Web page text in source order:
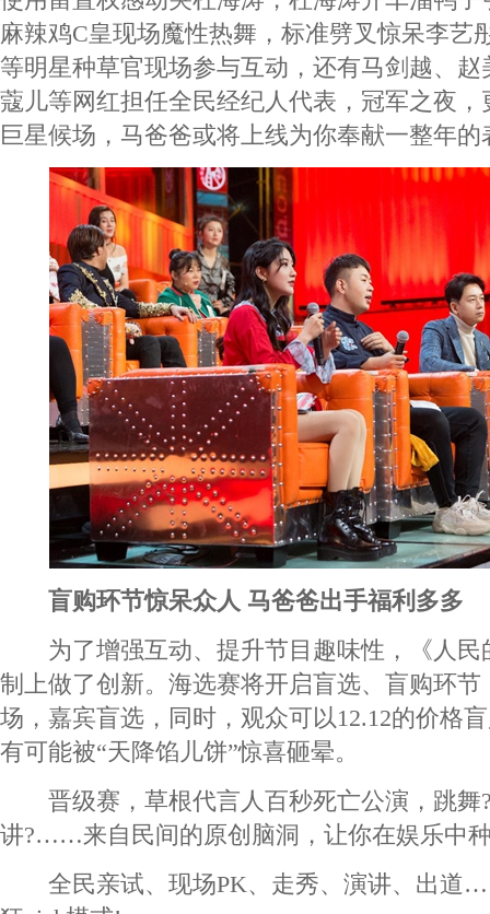
麻辣鸡C皇现场魔性热舞，标准劈叉惊呆李艺
等明星种草官现场参与互动，还有马剑越、
蔻儿等网红担任全民经纪人代表，冠军之夜
巨星候场，马爸爸或将上线为你奉献一整年的
盲购环节惊呆众人 马爸爸出手福利多多
为了增强互动、提升节目趣味性，《人民
制上做了创新。海选赛将开启盲选、盲购环
场，嘉宾盲选，同时，观众可以12.12的价格
有可能被“天降馅儿饼”惊喜砸晕。
晋级赛，草根代言人百秒死亡公演，跳舞
讲?……来自民间的原创脑洞，让你在娱乐中
全民亲试、现场PK、走秀、演讲、出道